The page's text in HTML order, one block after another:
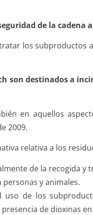
de la cadena
los subproductos
son destinados a
en aquellos
2009.
relativa a los
de la recogida y
y animales.
uso de los
de dioxinas